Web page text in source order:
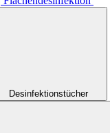
Desinfektionstücher